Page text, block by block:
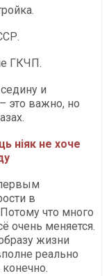
ГКЧП.
и
это важно, но
ніяк не хоче
в
что много
очень меняется.
жизни
реально